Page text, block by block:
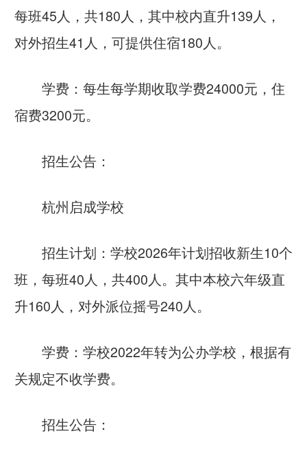
每班45人，共180人，其中校内直升139人，
对外招生41人，可提供住宿180人。
学费：每生每学期收取学费24000元，住
宿费3200元。
招生公告：
杭州启成学校
招生计划：学校2026年计划招收新生10个
班，每班40人，共400人。其中本校六年级直
升160人，对外派位摇号240人。
学费：学校2022年转为公办学校，根据有
关规定不收学费。
招生公告：